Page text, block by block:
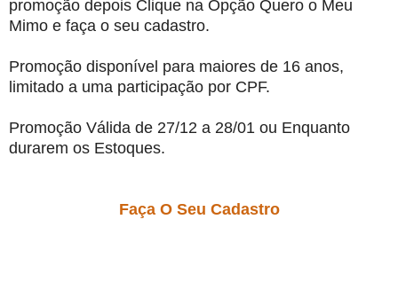
promoção depois Clique na Opção Quero o Meu
Mimo e faça o seu cadastro.
Promoção disponível para maiores de 16 anos,
limitado a uma participação por CPF.
Promoção Válida de 27/12 a 28/01 ou Enquanto
durarem os Estoques.
Faça O Seu Cadastro